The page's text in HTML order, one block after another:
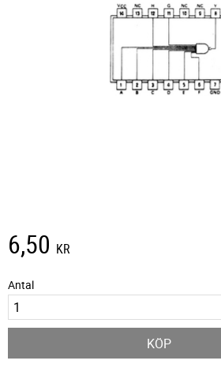
6,50 KR
Antal
KÖP